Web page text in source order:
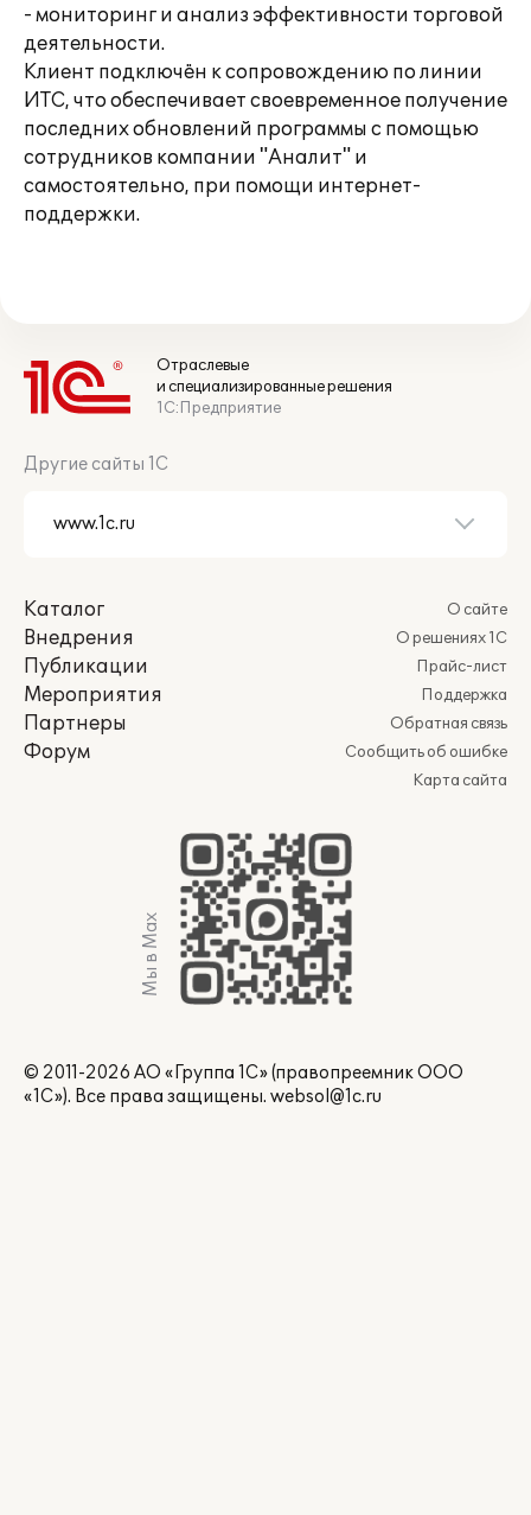
- мониторинг и анализ эффективности торговой
деятельности.
Клиент подключён к сопровождению по линии
ИТС, что обеспечивает своевременное получение
последних обновлений программы с помощью
сотрудников компании "Аналит" и
самостоятельно, при помощи интернет-
поддержки.
Отраслевые
и специализированные решения
1С:Предприятие
Другие сайты 1С
Каталог
Внедрения
Публикации
Мероприятия
Партнеры
Форум
О сайте
О решениях 1С
Прайс-лист
Поддержка
Обратная связь
Сообщить об ошибке
Карта сайта
Мы в Max
© 2011-2026 АО «Группа 1С» (правопреемник ООО
«1С»). Все права защищены. websol@1c.ru